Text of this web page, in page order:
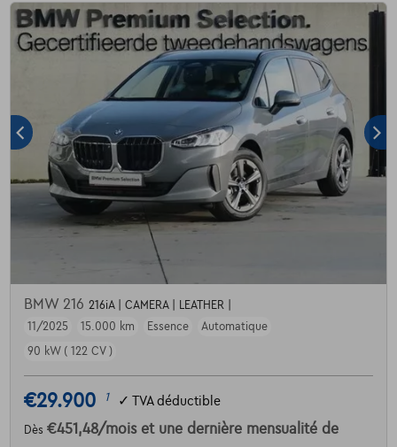
BMW 216 216iA | CAMERA | LEATHER |
11/2025
15.000 km Essence
Automatique
90 kW ( 122 CV )
€29.900 1 ✓ TVA déductible
Dès €451,48/mois et une dernière mensualité de